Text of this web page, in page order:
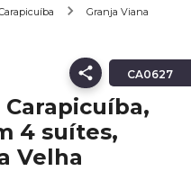
Granja Viana
CA0627
Carapicuíba,
4 suítes,
Velha